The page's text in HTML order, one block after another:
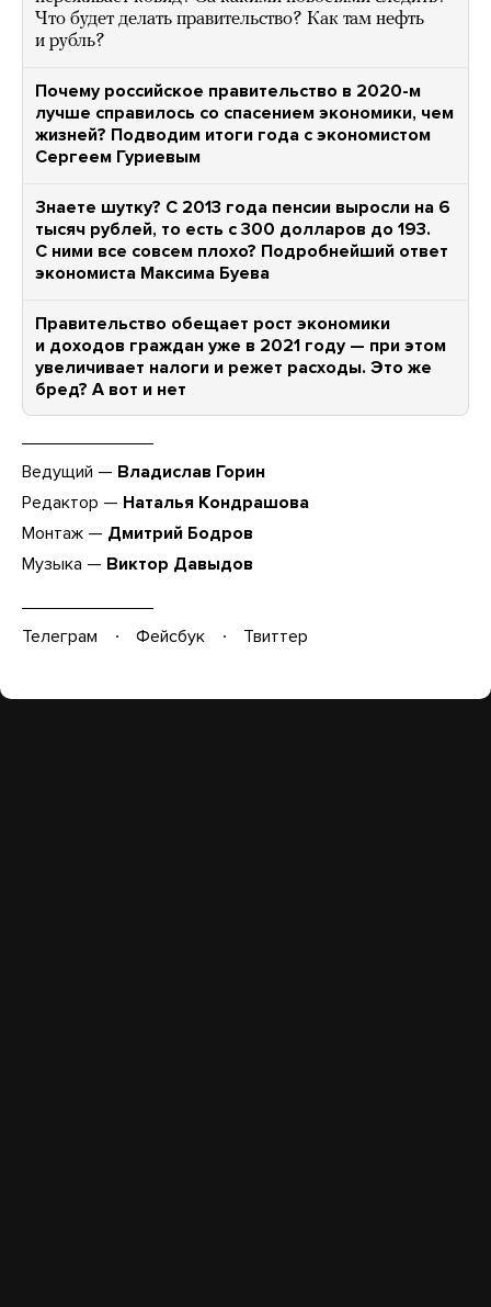
Что будет делать правительство? Как там нефть
и рубль?
Почему российское правительство в 2020-м
лучше справилось со спасением экономики, чем
жизней? Подводим итоги года с экономистом
Сергеем Гуриевым
Знаете шутку? С 2013 года пенсии выросли на 6
тысяч рублей, то есть с 300 долларов до 193.
С ними все совсем плохо? Подробнейший ответ
экономиста Максима Буева
Правительство обещает рост экономики
и доходов граждан уже в 2021 году — при этом
увеличивает налоги и режет расходы. Это же
бред? А вот и нет
Ведущий — Владислав Горин
Редактор — Наталья Кондрашова
Монтаж — Дмитрий Бодров
Музыка — Виктор Давыдов
Телеграм Фейсбук Твиттер